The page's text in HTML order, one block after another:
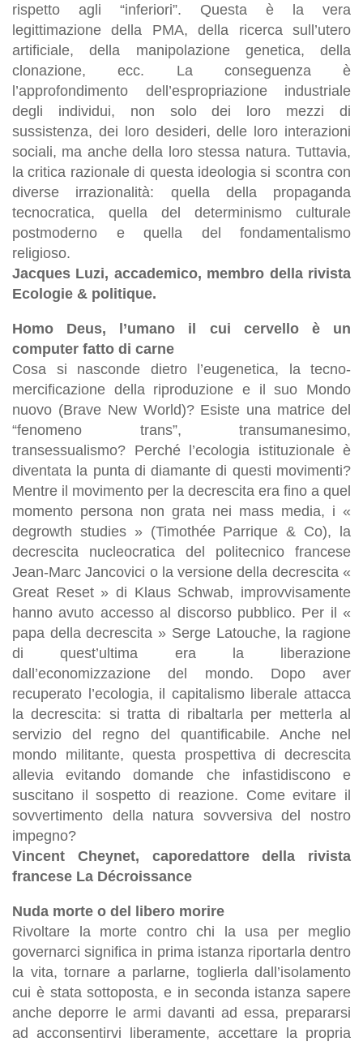
rispetto agli “inferiori”. Questa è la vera
legittimazione della PMA, della ricerca sull’utero
artificiale, della manipolazione genetica, della
clonazione, ecc. La conseguenza è
l’approfondimento dell’espropriazione industriale
degli individui, non solo dei loro mezzi di
sussistenza, dei loro desideri, delle loro interazioni
sociali, ma anche della loro stessa natura. Tuttavia,
la critica razionale di questa ideologia si scontra con
diverse irrazionalità: quella della propaganda
tecnocratica, quella del determinismo culturale
postmoderno e quella del fondamentalismo
religioso.
Jacques Luzi, accademico, membro della rivista
Ecologie & politique.
Homo Deus, l’umano il cui cervello è un
computer fatto di carne
Cosa si nasconde dietro l’eugenetica, la tecno-
mercificazione della riproduzione e il suo Mondo
nuovo (Brave New World)? Esiste una matrice del
“fenomeno trans”, transumanesimo,
transessualismo? Perché l’ecologia istituzionale è
diventata la punta di diamante di questi movimenti?
Mentre il movimento per la decrescita era fino a quel
momento persona non grata nei mass media, i «
degrowth studies » (Timothée Parrique & Co), la
decrescita nucleocratica del politecnico francese
Jean-Marc Jancovici o la versione della decrescita «
Great Reset » di Klaus Schwab, improvvisamente
hanno avuto accesso al discorso pubblico. Per il «
papa della decrescita » Serge Latouche, la ragione
di quest’ultima era la liberazione
dall’economizzazione del mondo. Dopo aver
recuperato l’ecologia, il capitalismo liberale attacca
la decrescita: si tratta di ribaltarla per metterla al
servizio del regno del quantificabile. Anche nel
mondo militante, questa prospettiva di decrescita
allevia evitando domande che infastidiscono e
suscitano il sospetto di reazione. Come evitare il
sovvertimento della natura sovversiva del nostro
impegno?
Vincent Cheynet, caporedattore della rivista
francese La Décroissance
Nuda morte o del libero morire
Rivoltare la morte contro chi la usa per meglio
governarci significa in prima istanza riportarla dentro
la vita, tornare a parlarne, toglierla dall’isolamento
cui è stata sottoposta, e in seconda istanza sapere
anche deporre le armi davanti ad essa, prepararsi
ad acconsentirvi liberamente, accettare la propria